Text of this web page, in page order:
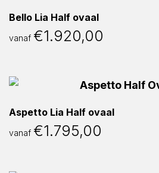
Bello Lia Half ovaal
vanaf €1.920,00
Aspetto Lia Half ovaal
vanaf €1.795,00